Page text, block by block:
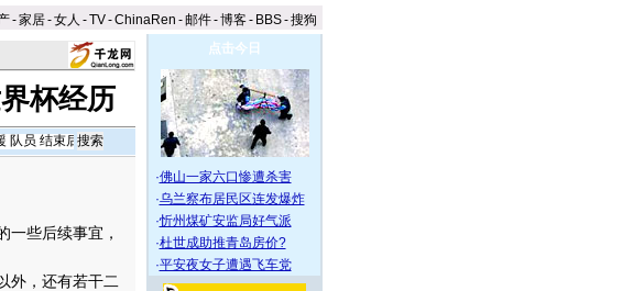
-家居-女人 -TV-ChinaRen -邮件-博客- BBS-搜狗
杯经历
些后续事宜，
，还有若干二
点击今日
·佛山一家六口惨遭杀害
·乌兰察布居民区连发爆炸
·忻州煤矿安监局好气派
·杜世成助推青岛房价?
·平安夜女子遭遇飞车党